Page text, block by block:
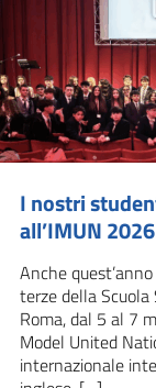
I nostri
all’IMUN 2026
Anche
terze della
Roma, dal 5 al 7
Model United
internazionale